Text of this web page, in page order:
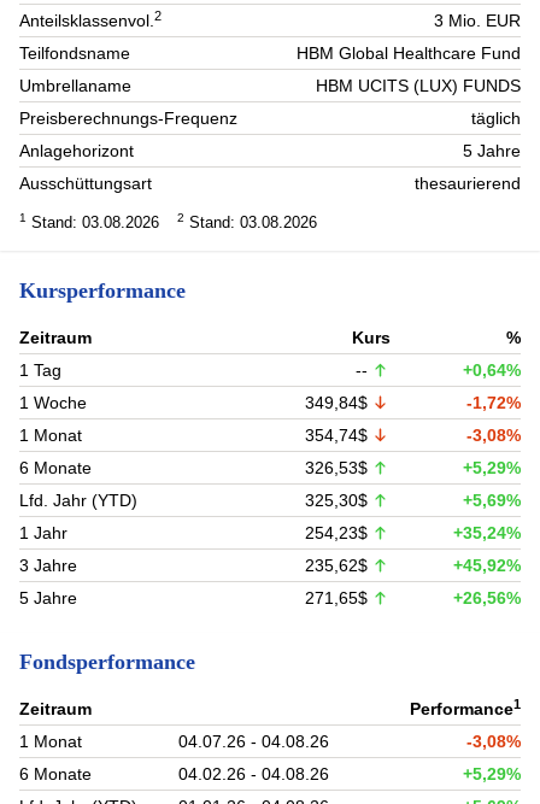
Anteilsklassenvol.2
3 Mio. EUR
Teilfondsname
HBM Global Healthcare Fund
Umbrellaname
HBM UCITS (LUX) FUNDS
Preisberechnungs-Frequenz
täglich
Anlagehorizont
5 Jahre
Ausschüttungsart
thesaurierend
1 Stand: 03.08.2026 2 Stand: 03.08.2026
Kursperformance
Zeitraum Kurs
%
1 Tag
--
+0,64%
1 Woche
349,84$
-1,72%
1 Monat
354,74$
-3,08%
6 Monate
326,53$
+5,29%
Lfd. Jahr (YTD)
325,30$
+5,69%
1 Jahr
254,23$
+35,24%
3 Jahre
235,62$
+45,92%
5 Jahre
271,65$ +26,56%
Fondsperformance
Zeitraum Performance1
1 Monat 04.07.26 - 04.08.26
-3,08%
6 Monate
04.02.26 - 04.08.26
+5,29%